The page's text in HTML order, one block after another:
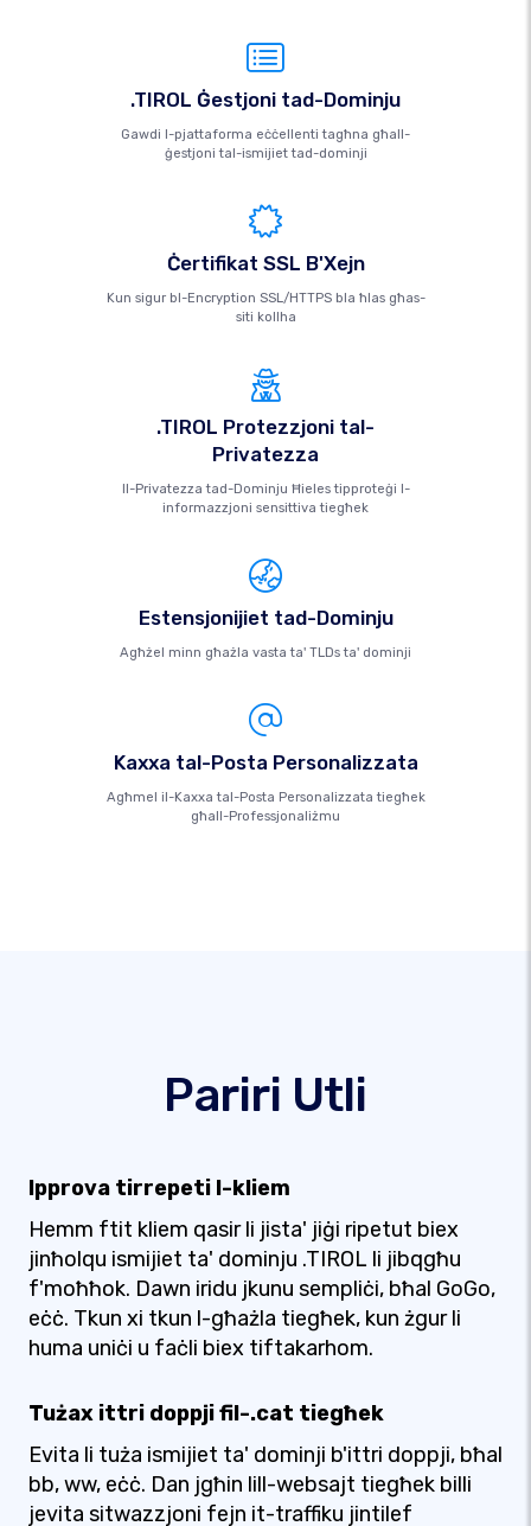
.TIROL Ġestjoni tad-Dominju
Gawdi l-pjattaforma eċċellenti tagħna għall-
ġestjoni tal-ismijiet tad-dominji
Ċertifikat SSL B'Xejn
Kun sigur bl-Encryption SSL/HTTPS bla ħlas għas-
siti kollha
.TIROL Protezzjoni tal-
Privatezza
Il-Privatezza tad-Dominju Ħieles tipproteġi l-
informazzjoni sensittiva tiegħek
Estensjonijiet tad-Dominju
Agħżel minn għażla vasta ta' TLDs ta' dominji
Kaxxa tal-Posta Personalizzata
Agħmel il-Kaxxa tal-Posta Personalizzata tiegħek
għall-Professjonaliżmu
Pariri Utli
Ipprova tirrepeti l-kliem
Hemm ftit kliem qasir li jista' jiġi ripetut biex
jinħolqu ismijiet ta' dominju .TIROL li jibqgħu
f'moħħok. Dawn iridu jkunu sempliċi, bħal GoGo,
eċċ. Tkun xi tkun l-għażla tiegħek, kun żgur li
huma uniċi u faċli biex tiftakarhom.
Tużax ittri doppji fil-.cat tiegħek
Evita li tuża ismijiet ta' dominji b'ittri doppji, bħal
bb, ww, eċċ. Dan jgħin lill-websajt tiegħek billi
jevita sitwazzjoni fejn it-traffiku jintilef